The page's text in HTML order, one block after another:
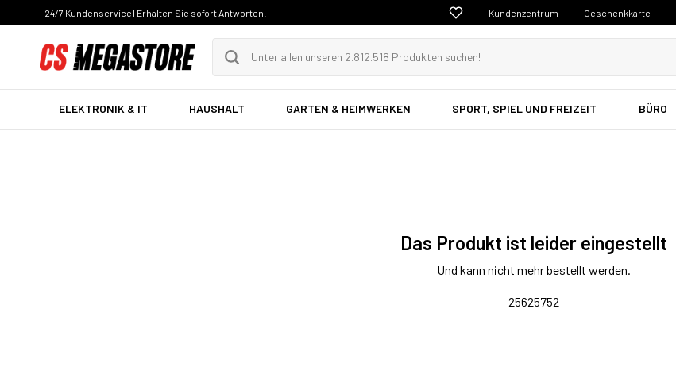
24/7 Kundenservice | Erhalten Sie sofort Antworten! Kundenzentrum Geschenkkarte
ELEKTRONIK & IT HAUSHALT GARTEN & HEIMWERKEN SPORT, SPIEL UND FREIZEIT BÜRO
Das Produkt ist leider eingestellt
Und kann nicht mehr bestellt werden.
25625752